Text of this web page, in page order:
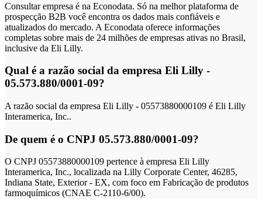
Consultar empresa é na Econodata. Só na melhor plataforma de
prospecção B2B você encontra os dados mais confiáveis e
atualizados do mercado. A Econodata oferece informações
completas sobre mais de 24 milhões de empresas ativas no Brasil,
inclusive da Eli Lilly.
Qual é a razão social da empresa Eli Lilly -
05.573.880/0001-09?
A razão social da empresa Eli Lilly - 05573880000109 é Eli Lilly
Interamerica, Inc..
De quem é o CNPJ 05.573.880/0001-09?
O CNPJ 05573880000109 pertence à empresa Eli Lilly
Interamerica, Inc., localizada na Lilly Corporate Center, 46285,
Indiana State, Exterior - EX, com foco em Fabricação de produtos
farmoquímicos (CNAE C-2110-6/00).